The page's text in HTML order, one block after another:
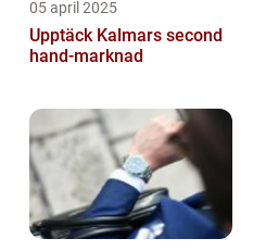
05 april 2025
Upptäck Kalmars second
hand-marknad